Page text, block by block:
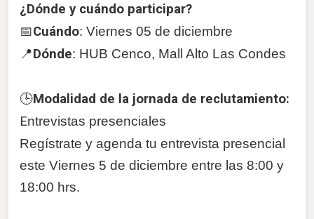
¿Dónde y cuándo participar?
📅Cuándo: Viernes 05 de diciembre
📍Dónde: HUB Cenco, Mall Alto Las Condes
🕒Modalidad de la jornada de reclutamiento:
Entrevistas presenciales
Regístrate y agenda tu entrevista presencial
este Viernes 5 de diciembre entre las 8:00 y
18:00 hrs.